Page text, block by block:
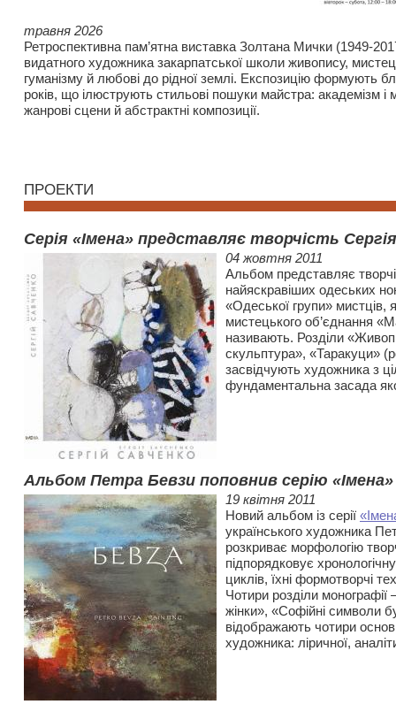
травня 2026
Ретроспективна пам’ятна виставка Золтана Мички (1949-
видатного художника закарпатської школи живопису,
гуманізму й любові до рідної землі. Експозицію формують
років, що ілюструють стильові пошуки майстра: академізм і
жанрові сцени й абстрактні композиції.
ПРОЕКТИ
Cерія «Імена» представляє творчість
04 жовтня 2011
Альбом представляє
найяскравіших одеських
«Одеської групи» мистців,
мистецького об’єднання
називають. Розділи
скульптура», «Таракуци»
засвідчують художника з
фундаментальна засада
Альбом Петра Бевзи поповнив серію «Імена»
19 квітня 2011
Новий альбом із серії
українського художника
розкриває морфологію
підпорядковує
циклів, їхні формотворчі
Чотири розділи
жінки», «Софійні символи
відображають чотири
художника: ліричної,